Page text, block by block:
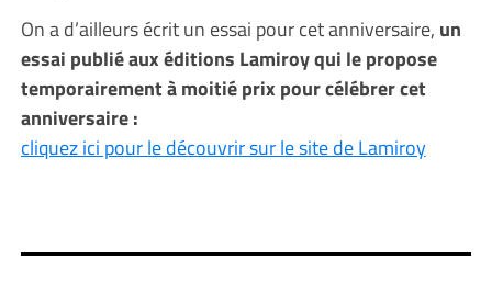
On a d’ailleurs écrit un essai pour cet anniversaire, un
essai publié aux éditions Lamiroy qui le propose
temporairement à moitié prix pour célébrer cet
anniversaire :
cliquez ici pour le découvrir sur le site de Lamiroy